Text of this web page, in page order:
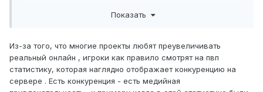
некоторых людей это вызывает недоверие и удивление :)
Показать
Из-за того, что многие проекты любят преувеличивать
реальный онлайн , игроки как правило смотрят на пвп
статистику, которая наглядно отображает конкуренцию на
сервере . Есть конкуренция - есть медийная